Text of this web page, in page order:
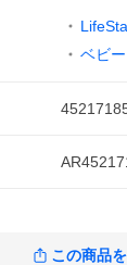
ベビ
この商品